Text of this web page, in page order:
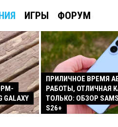
ИГРЫ ФОРУМ
ПРИЛИЧНОЕ ВРЕМЯ
РАБОТЫ, ОТЛИЧНАЯ
ТОЛЬКО: ОБЗОР
S26+